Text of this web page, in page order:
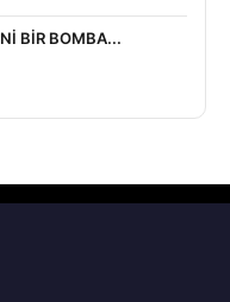
BİR BOMBA...